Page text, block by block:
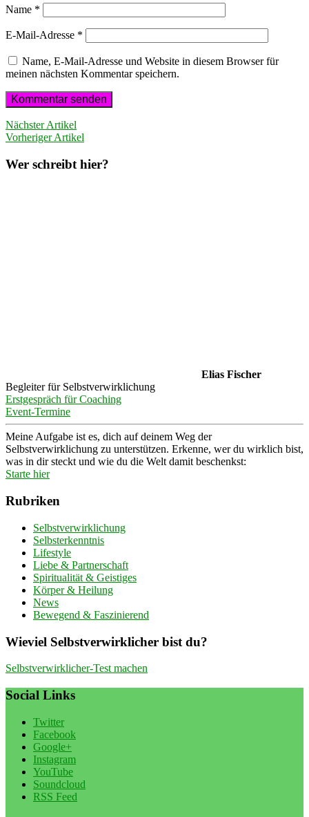
Name *
E-Mail-Adresse *
Name, E-Mail-Adresse und Website in diesem Browser für
meinen nächsten Kommentar speichern.
Nächster Artikel
Vorheriger Artikel
Wer schreibt hier?
Elias Fischer
Begleiter für Selbstverwirklichung
Erstgespräch für Coaching
Event-Termine
Meine Aufgabe ist es, dich auf deinem Weg der
Selbstverwirklichung zu unterstützen. Erkenne, wer du wirklich bist,
was in dir steckt und wie du die Welt damit beschenkst:
Starte hier
Rubriken
Selbstverwirklichung
Selbsterkenntnis
Lifestyle
Liebe & Partnerschaft
Spiritualität & Geistiges
Körper & Heilung
News
Bewegend & Faszinierend
Wieviel Selbstverwirklicher bist du?
Selbstverwirklicher-Test machen
Social Links
Twitter
Facebook
Google+
Instagram
YouTube
Soundcloud
RSS Feed